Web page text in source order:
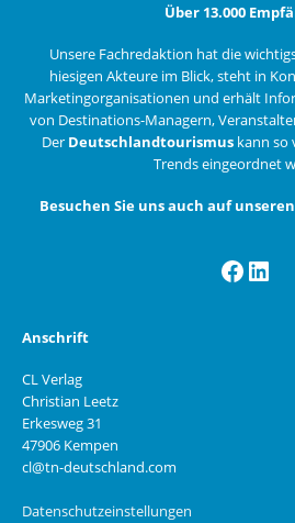
Über 13.000
Unsere Fachredaktion hat die
hiesigen Akteure im Blick, steht in
Marketingorganisationen und erhält
von Destinations-Managern,
Der Deutschlandtourismus kann so
Trends eingeordnet
Besuchen Sie uns auch auf
Anschrift
CL Verlag
Christian Leetz
Erkesweg 31
47906 Kempen
cl@tn-deutschland.com
Datenschutzeinstellungen